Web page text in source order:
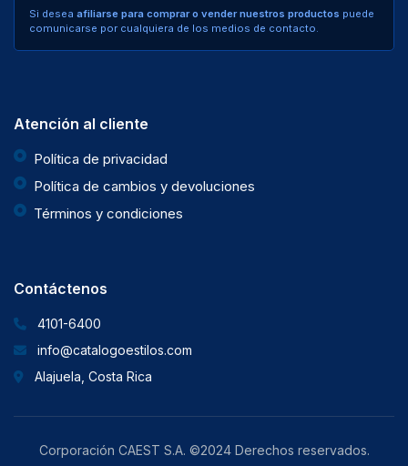
Si desea afiliarse para comprar o vender nuestros productos puede
comunicarse por cualquiera de los medios de contacto.
Atención al cliente
Política de privacidad
Política de cambios y devoluciones
Términos y condiciones
Contáctenos
4101-6400
info@catalogoestilos.com
Alajuela, Costa Rica
Corporación CAEST S.A. ©2024 Derechos reservados.